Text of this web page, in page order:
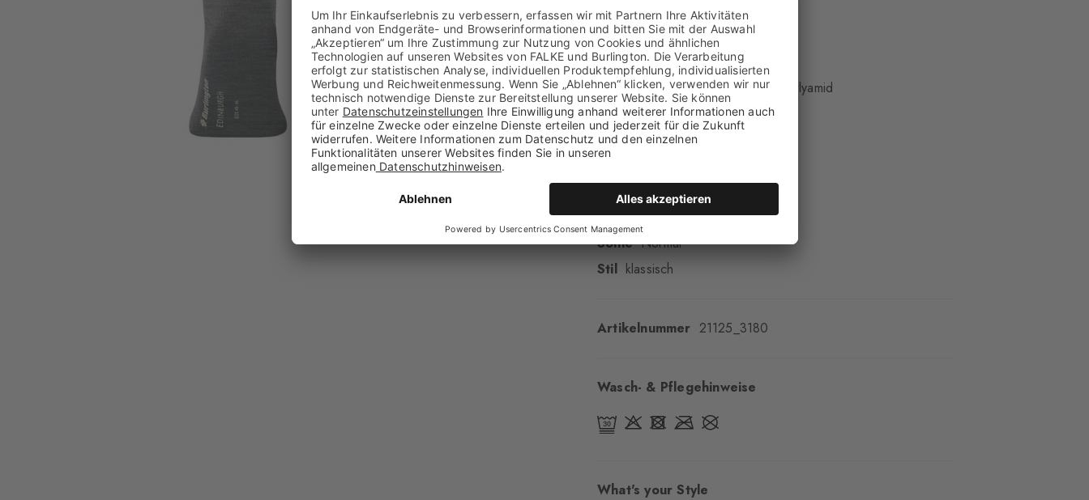
Geschlecht Herren
Muster Argyle
Transparenz Blickdicht
Material 71% Schurwolle, 29% Polyamid
Optik glatt
Strumpflänge Wade
Bündchenart
Gerippt
Polsterung keine
Sohle Normal
Stil klassisch
Artikelnummer 21125_3180
Wasch- & Pflegehinweise
What's your Style